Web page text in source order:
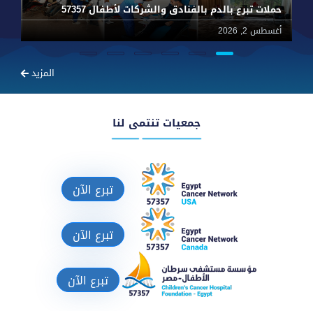
حملات تبرع بالدم بالفنادق والشركات لأطفال 57357
أغسطس 2, 2026
المزيد
جمعيات تنتمى لنا
تبرع الآن
تبرع الآن
تبرع الآن